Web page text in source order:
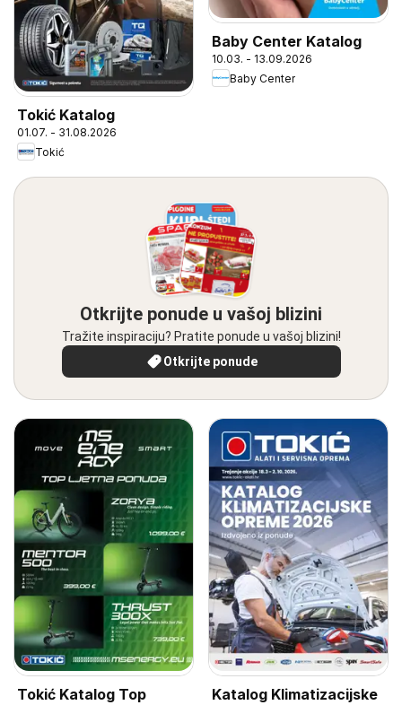
Tokić Katalog
01.07. - 31.08.2026
Tokić
Baby Center Katalog
10.03. - 13.09.2026
Baby Center
Otkrijte ponude u vašoj blizini
Tražite inspiraciju? Pratite ponude u vašoj blizini!
Otkrijte ponude
Tokić Katalog Top Katalog Klimatizacijske